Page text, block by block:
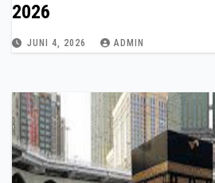
2026
JUNI 4, 2026 ADMIN